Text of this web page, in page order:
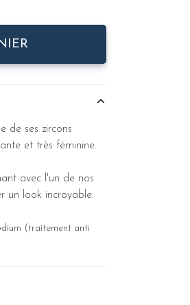
de ses zircons
et très féminine.
avec l'un de nos
un look incroyable.
(traitement anti